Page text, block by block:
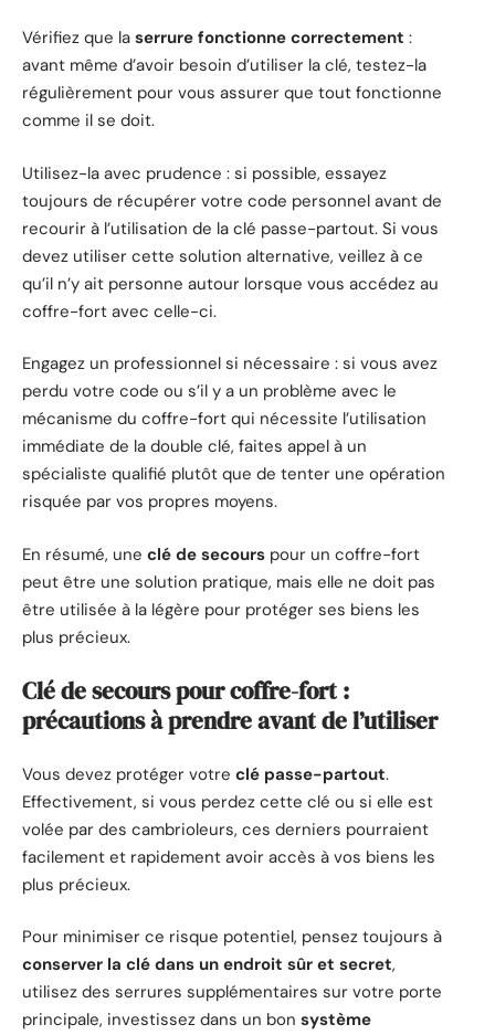
Vérifiez que la serrure fonctionne correctement :
avant même d’avoir besoin d’utiliser la clé, testez-la
régulièrement pour vous assurer que tout fonctionne
comme il se doit.
Utilisez-la avec prudence : si possible, essayez
toujours de récupérer votre code personnel avant de
recourir à l’utilisation de la clé passe-partout. Si vous
devez utiliser cette solution alternative, veillez à ce
qu’il n’y ait personne autour lorsque vous accédez au
coffre-fort avec celle-ci.
Engagez un professionnel si nécessaire : si vous avez
perdu votre code ou s’il y a un problème avec le
mécanisme du coffre-fort qui nécessite l’utilisation
immédiate de la double clé, faites appel à un
spécialiste qualifié plutôt que de tenter une opération
risquée par vos propres moyens.
En résumé, une clé de secours pour un coffre-fort
peut être une solution pratique, mais elle ne doit pas
être utilisée à la légère pour protéger ses biens les
plus précieux.
Clé de secours pour coffre-fort :
précautions à prendre avant de l’utiliser
Vous devez protéger votre clé passe-partout.
Effectivement, si vous perdez cette clé ou si elle est
volée par des cambrioleurs, ces derniers pourraient
facilement et rapidement avoir accès à vos biens les
plus précieux.
Pour minimiser ce risque potentiel, pensez toujours à
conserver la clé dans un endroit sûr et secret,
utilisez des serrures supplémentaires sur votre porte
principale, investissez dans un bon système